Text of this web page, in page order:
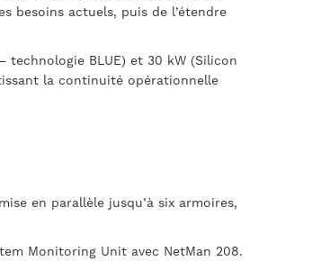
besoins actuels, puis de l’étendre
technologie BLUE) et 30 kW (Silicon
la continuité opérationnelle
en parallèle jusqu’à six armoires,
Monitoring Unit avec NetMan 208.